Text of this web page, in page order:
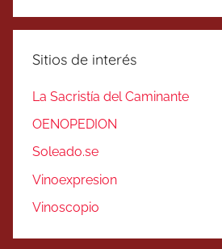
Sitios de interés
La Sacristía del Caminante
OENOPEDION
Soleado.se
Vinoexpresion
Vinoscopio